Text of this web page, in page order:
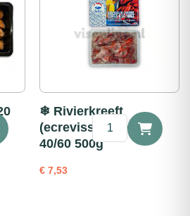
❄ Rivierkreeft
(ecrevisse) gekookt
40/60 500g
€ 7,53
Rivierkreeft
(ecrevisse)